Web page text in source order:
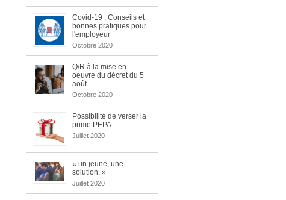
Covid-19 : Conseils et
bonnes pratiques pour
l'employeur
Octobre 2020
Q/R à la mise en
oeuvre du décret du 5
août
Octobre 2020
Possibilité de verser la
prime PEPA
Juillet 2020
« un jeune, une
solution. »
Juillet 2020